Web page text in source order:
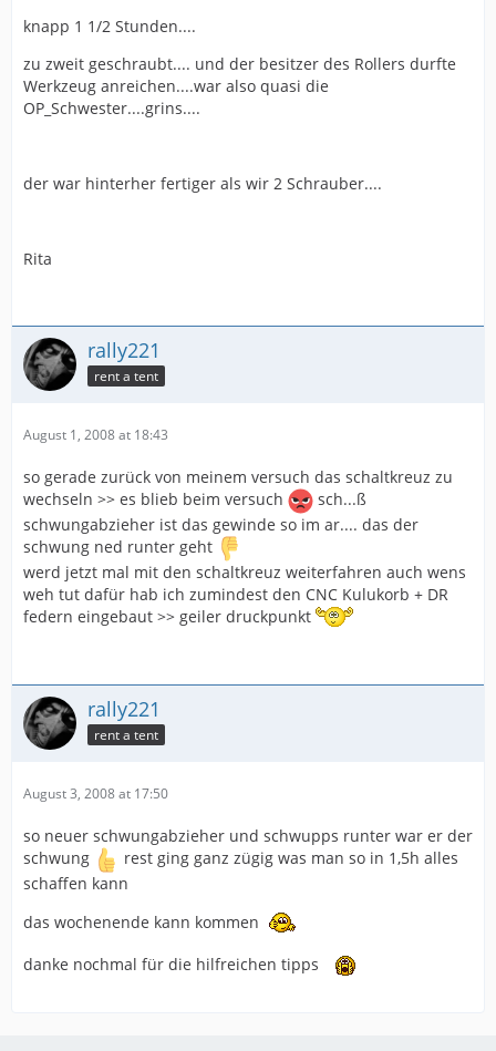
knapp 1 1/2 Stunden....
zu zweit geschraubt.... und der besitzer des Rollers durfte
Werkzeug anreichen....war also quasi die
OP_Schwester....grins....
der war hinterher fertiger als wir 2 Schrauber....
Rita
rally221
rent a tent
August 1, 2008 at 18:43
so gerade zurück von meinem versuch das schaltkreuz zu
wechseln >> es blieb beim versuch
sch...ß
schwungabzieher ist das gewinde so im ar.... das der
schwung ned runter geht
werd jetzt mal mit den schaltkreuz weiterfahren auch wens
weh tut dafür hab ich zumindest den CNC Kulukorb + DR
federn eingebaut >> geiler druckpunkt
rally221
rent a tent
August 3, 2008 at 17:50
so neuer schwungabzieher und schwupps runter war er der
schwung
rest ging ganz zügig was man so in 1,5h alles
schaffen kann
das wochenende kann kommen
danke nochmal für die hilfreichen tipps